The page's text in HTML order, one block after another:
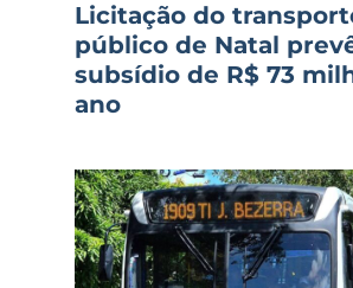
Licitação do
público de Natal
subsídio de R$ 73
ano